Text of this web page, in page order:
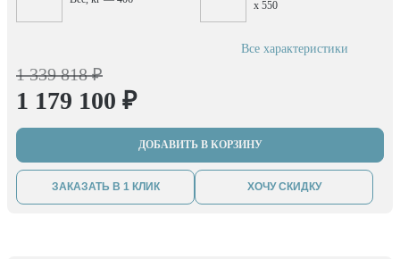
x 550
Все характеристики
1 339 818 ₽
1 179 100 ₽
ДОБАВИТЬ В КОРЗИНУ
ЗАКАЗАТЬ В 1 КЛИК ХОЧУ СКИДКУ